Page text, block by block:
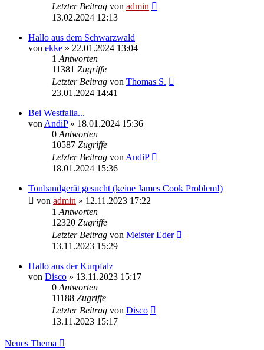
Letzter Beitrag von admin
13.02.2024 12:13
Hallo aus dem Schwarzwald
von ekke » 22.01.2024 13:04
1 Antworten
11381 Zugriffe
Letzter Beitrag von Thomas S.
23.01.2024 14:41
Bei Westfalia...
von AndiP» 18.01.2024 15:36
0 Antworten
10587 Zugriffe
Letzter Beitrag von AndiP
18.01.2024 15:36
Tonbandgerät gesucht (keine James Cook Problem!)
von admin » 12.11.2023 17:22
1 Antworten
12320 Zugriffe
Letzter Beitrag von Meister Eder
13.11.2023 15:29
Hallo aus der Kurpfalz
von Disco » 13.11.2023 15:17
0 Antworten
11188 Zugriffe
Letzter Beitrag von Disco
13.11.2023 15:17
Neues Thema